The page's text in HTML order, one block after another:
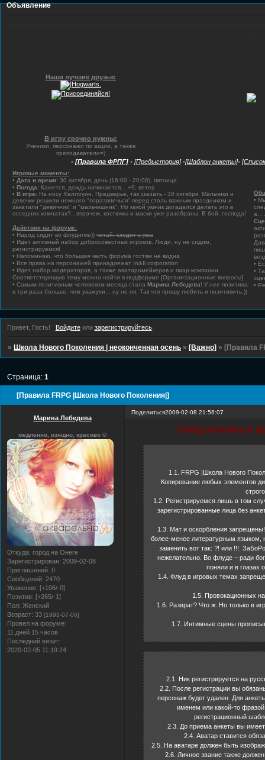
Объявление
Наши лучшие друзья:
В игру срочно нужны:
Ученики, персонажи по акции, а также
преподаватели=)
• [Правила ФРПГ] • [Предыстория]•[Шаблон анкеты]•
Игровые моменты:
• Дата и время: 30 октября, день (16:00 - 20:00), пятница
• Погода: Кажется, дождь начинается... +9, ветер
• В игре: На носу Хеллоуин. Предверье, так сказать - 30 октября. Мальчики и
девочки решили немного "поразвлечься" перед столь важным праздником и
закатили "девичник" и "мальчишник". Но какой умник догадался делать это в
соседних комнатах?.. впрочем, костюмы и маски уже разобраны. В бой, господа!
Действия на форуме:
• Народ сидит во флудилке)) читай: сходит с ума
• Идет активный набор добросовестных игроков. Люди, ну не сидим,
регистрируемся!
• Напоминаю, что большая часть форума гостям не видна.
• Все права на персонажей принадлежат In&Il corporation
• Идет набор модераторов, а также аватаромейкеров и пиар-компании.
Соответствующую тему можно найти в подфоруме [Организационные вопросы]
• Самым позитивным человеком месяца стала Марина Лебедева! У нее позитива
в три раза больше, чем уважухи... ну не ня. Так что прошу любить и позитивить.))
•
а...
•
•
•
Привет, Гость! Войдитеили зарегистрируйтесь.
» Школа Нового Поколения | неоконченная осень » [Важно] » [Правила
[Правила FRPG |Школа Нового Поколения|]
Страница:1
Поделиться2009-02-08 21:56:07
Марина Лебедева
медленно, изящно, красиво ©
Откуда: город на Онеге
Зарегистрирован: 2009-02-08
Приглашений: 0
Сообщений: 2470
Уважение: [+106/-0]
Позитив: [+265/-1]
Пол: Женский
Возраст: 33 [1993-07-06]
Провел на форуме:
11 дней 15 часов
Последний визит:
2020-02-05 11:19:24
Свод основных
1.1. FRPG |Школа Нового
Копирование любых элементов
1.2. Регистрируемся лишь в том
зарегистрированные лица без
1.3. Мат и оскорбления
более-менее литературным языком,
заменить вот так: ?! или !!!.
нежелательно. Во флуде – ради
поняли и в глазах
1.4. Флуд в игровых темах
1.5. Провокационных
1.6. Разврат? Что ж. Но только в
1.7. Интимные сцены
2.1. Ник регистрируется на
2.2. После регистрации вы
персонаж будет удален. Для
именем или какой-то
регистрационный
2.3. До приема анкеты вы
2.4. Аватар ставится
2.5. На аватаре должен быть
2.6. Личное звание также